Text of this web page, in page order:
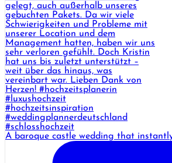
A baroque castle wedding that